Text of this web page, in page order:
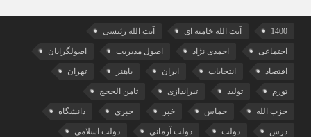
1400 آیت الله خامنه ای آیت الله رئیسی
اجتماعی احمدی نژاد اصول مدیریت اصولگرایان
اقتصاد انتخابات ایران باهنر تهران
تورم تولید تیراندازی ثامن الحجج
حزب الله حماس خبر خبری دانشگاه
درس دولت دولت آرمانی دولت اسلامی